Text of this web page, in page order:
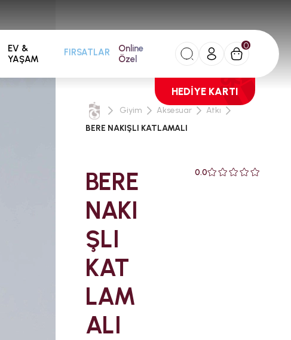
EV &
YAŞAM
FIRSATLAR
Online
Özel
0
HEDİYE KARTI
Giyim Aksesuar
Atkı
BERE NAKIŞLI KATLAMALI
BERE
NAKI
ŞLI
KAT
LAM
ALI
0.0